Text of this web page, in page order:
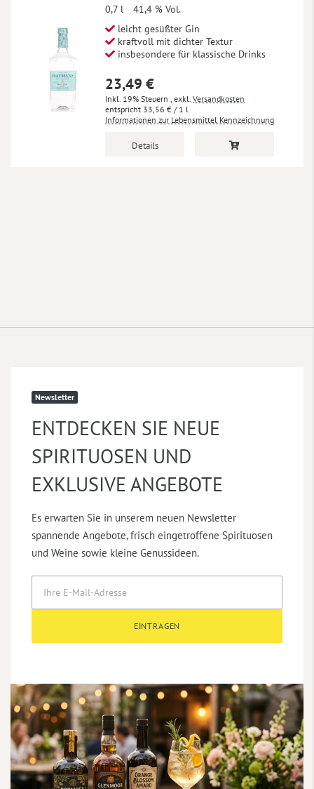
0,7 l
41,4 % Vol.
leicht gesüßter Gin
kraftvoll mit dichter Textur
insbesondere für klassische Drinks
23,49 €
Inkl. 19% Steuern exkl. Versandkosten
33,56 € / 1 l
Informationen zur Lebensmittel Kennzeichnung
Details
Newsletter
ENTDECKEN SIE NEUE
SPIRITUOSEN UND
EXKLUSIVE ANGEBOTE
Es erwarten Sie in unserem neuen Newsletter
spannende Angebote, frisch eingetroffene Spirituosen
und Weine sowie kleine Genussideen.
EINTRAGEN